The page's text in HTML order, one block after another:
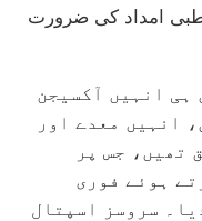
امداد کی ضرورت
ہی انہیں آکسیجن
انہیں معدے اور
تھیں، جس پر
ہوئے فوری
سروسز اسپتال